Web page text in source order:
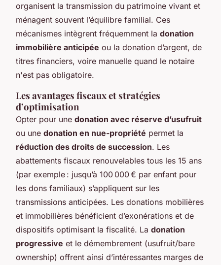
organisent la transmission du patrimoine vivant et
ménagent souvent l’équilibre familial. Ces
mécanismes intègrent fréquemment la donation
immobilière anticipée ou la donation d’argent, de
titres financiers, voire manuelle quand le notaire
n'est pas obligatoire.
Les avantages fiscaux et stratégies
d’optimisation
Opter pour une donation avec réserve d’usufruit
ou une donation en nue-propriété permet la
réduction des droits de succession. Les
abattements fiscaux renouvelables tous les 15 ans
(par exemple : jusqu’à 100 000 € par enfant pour
les dons familiaux) s’appliquent sur les
transmissions anticipées. Les donations mobilières
et immobilières bénéficient d’exonérations et de
dispositifs optimisant la fiscalité. La donation
progressive et le démembrement (usufruit/bare
ownership) offrent ainsi d’intéressantes marges de